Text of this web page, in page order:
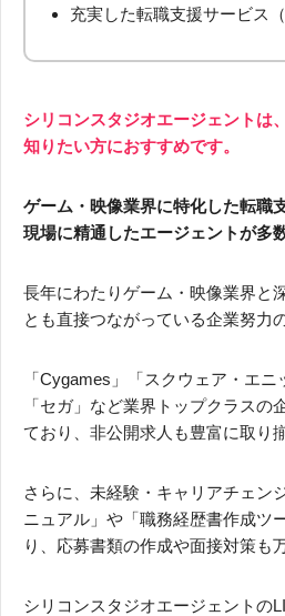
充実した転職支援サービス（
シリコンスタジオエージェントは
知りたい方におすすめです。
ゲーム・映像業界に特化した転職
現場に精通したエージェントが多
長年にわたりゲーム・映像業界と
とも直接つながっている企業努力
「Cygames」「スクウェア・エニ
「セガ」など業界トップクラスの
ており、非公開求人も豊富に取り
さらに、未経験・キャリアチェン
ニュアル」や「職務経歴書作成ツ
り、応募書類の作成や面接対策も
シリコンスタジオエージェントの